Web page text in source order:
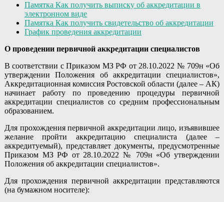
Памятка Как получить выписку об аккредитации в
электронном виде
Памятка Как получить свидетельство об аккредитации
График проведения аккредитации
О проведении первичной аккредитации специалистов
В соответствии с Приказом МЗ РФ от 28.10.2022 № 709н «Об
утверждении Положения об аккредитации специалистов»,
Аккредитационная комиссия Ростовской области (далее – АК)
начинает работу по проведению процедуры первичной
аккредитации специалистов со средним профессиональным
образованием.
Для прохождения первичной аккредитации лицо, изъявившее
желание пройти аккредитацию специалиста (далее –
аккредитуемый), представляет документы, предусмотренные
Приказом МЗ РФ от 28.10.2022 № 709н «Об утверждении
Положения об аккредитации специалистов».
Для прохождения первичной аккредитации представляются
(на бумажном носителе):